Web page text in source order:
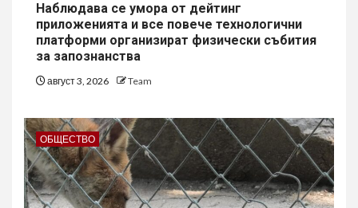
Наблюдава се умора от дейтинг
приложенията и все повече технологични
платформи организират физически събития
за запознанства
август 3, 2026 Team
ОБЩЕСТВО